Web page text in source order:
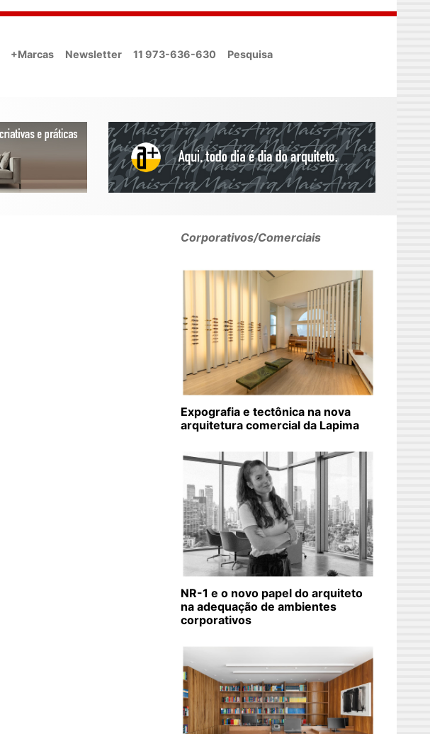
+Marcas Newsletter 11 973-636-630 Pesquisa
Corporativos/Comerciais
Expografia e tectônica na nova
arquitetura comercial da Lapima
NR-1 e o novo papel do arquiteto
na adequação de ambientes
corporativos